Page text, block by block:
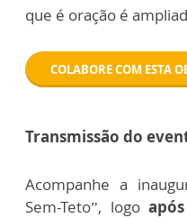
que é oração é
COLABORE COM ESTA
Transmissão do
Acompanhe a
Sem-Teto”, logo